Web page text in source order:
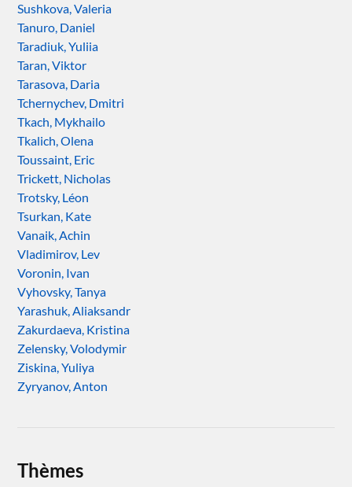
Sushkova, Valeria
Tanuro, Daniel
Taradiuk, Yuliia
Taran, Viktor
Tarasova, Daria
Tchernychev, Dmitri
Tkach, Mykhailo
Tkalich, Olena
Toussaint, Eric
Trickett, Nicholas
Trotsky, Léon
Tsurkan, Kate
Vanaik, Achin
Vladimirov, Lev
Voronin, Ivan
Vyhovsky, Tanya
Yarashuk, Aliaksandr
Zakurdaeva, Kristina
Zelensky, Volodymir
Ziskina, Yuliya
Zyryanov, Anton
Thèmes